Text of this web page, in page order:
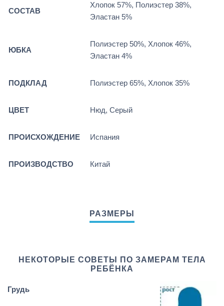
СОСТАВ
Хлопок 57%, Полиэстер 38%,
Эластан 5%
ЮБКА
Полиэстер 50%, Хлопок 46%,
Эластан 4%
ПОДКЛАД Полиэстер 65%, Хлопок 35%
ЦВЕТ Нюд, Серый
ПРОИСХОЖДЕНИЕ Испания
ПРОИЗВОДСТВО Китай
НЕКОТОРЫЕ СОВЕТЫ ПО ЗАМЕРАМ ТЕЛА
РЕБЁНКА
Грудь